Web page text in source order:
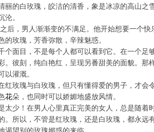
丽的白玫瑰，皎洁的清香，象是冰凉的高山之
沦。
后，男人渐渐变的不满足。他开始想要一个快
玫瑰，芳香弥散，辛辣魅惑。
个面目，不是每个人都可以看到它。在一个足
。彼刻，纯白艳红，呈现另番甜美的面貌。那
以灌溉。
红玫瑰与白玫瑰，但只有懂得爱的男子，才会
花朵，也同时可以娇媚地盛放风情。
太少！在男人心里真正完美的女人，总是随着
。所以，不管是红玫瑰，还是白玫瑰，都永远